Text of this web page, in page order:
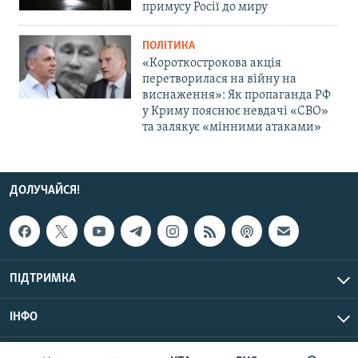
примусу Росії до миру
ПОЛІТИКА
«Короткострокова акція
перетворилася на війну на
виснаження»: Як пропаганда РФ
у Криму пояснює невдачі «СВО»
та залякує «мінними атаками»
ДОЛУЧАЙСЯ!
ПІДТРИМКА
ІНФО